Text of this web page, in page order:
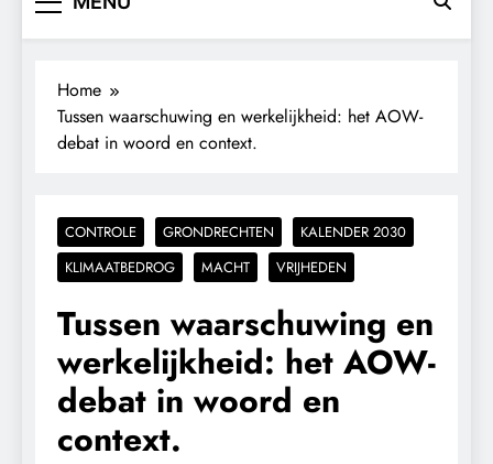
Home
Tussen waarschuwing en werkelijkheid: het AOW-
debat in woord en context.
CONTROLE GRONDRECHTEN
KALENDER 2030
KLIMAATBEDROG
MACHT VRIJHEDEN
Tussen waarschuwing en
werkelijkheid: het AOW-
debat in woord en
context.